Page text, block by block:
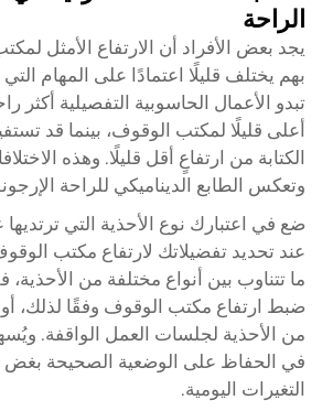
الراحة
يجد بعض الأفراد أن الارتفاع الأمثل
بهم يختلف قليلًا اعتمادًا على المهام
تبدو الأعمال الحاسوبية التفصيلية أكثر
أعلى قليلًا لمكتب الوقوف، بينما قد
الكتابة من ارتفاعٍ أقل قليلًا. وهذه
وتعكس الطابع الديناميكي للراحة
ضع في اعتبارك نوع الأحذية التي ترتديها
عند تحديد تفضيلاتك لارتفاع مكتب
ما تتناوب بين أنواع مختلفة من الأحذية،
ضبط ارتفاع مكتب الوقوف وفقًا لذلك، أو
من الأحذية لجلسات العمل الواقفة.
في الحفاظ على الوضعية الصحيحة بغض
التغيرات اليومية.